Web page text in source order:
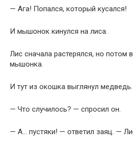
— Ага! Попался, который кусался!
И мышонок кинулся на лиса.
Лис сначала растерялся, но потом
мышонка.
И тут из окошка выглянул медведь.
— Что случилось? — спросил он.
— А… пустяки! — ответил заяц. —